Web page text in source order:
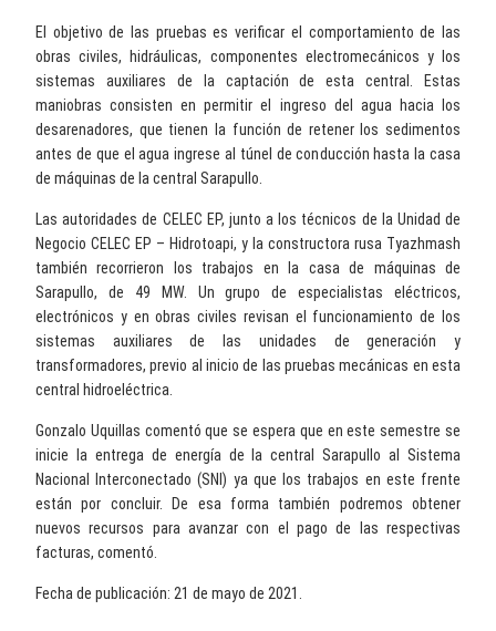
El objetivo de las pruebas es verificar el comportamiento de las
obras civiles, hidráulicas, componentes electromecánicos y los
sistemas auxiliares de la captación de esta central. Estas
maniobras consisten en permitir el ingreso del agua hacia los
desarenadores, que tienen la función de retener los sedimentos
antes de que el agua ingrese al túnel de conducción hasta la casa
de máquinas de la central Sarapullo.
Las autoridades de CELEC EP, junto a los técnicos de la Unidad de
Negocio CELEC EP – Hidrotoapi, y la constructora rusa Tyazhmash
también recorrieron los trabajos en la casa de máquinas de
Sarapullo, de 49 MW. Un grupo de especialistas eléctricos,
electrónicos y en obras civiles revisan el funcionamiento de los
sistemas auxiliares de las unidades de generación y
transformadores, previo al inicio de las pruebas mecánicas en esta
central hidroeléctrica.
Gonzalo Uquillas comentó que se espera que en este semestre se
inicie la entrega de energía de la central Sarapullo al Sistema
Nacional Interconectado (SNI) ya que los trabajos en este frente
están por concluir. De esa forma también podremos obtener
nuevos recursos para avanzar con el pago de las respectivas
facturas, comentó.
Fecha de publicación: 21 de mayo de 2021.